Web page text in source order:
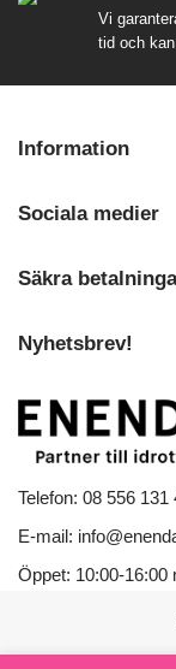
Vi
tid och
Telefon: 08 556 131
E-mail:
Öppet: 10:00-16:00
Information
Sociala medier
Säkra
Nyhetsbrev!